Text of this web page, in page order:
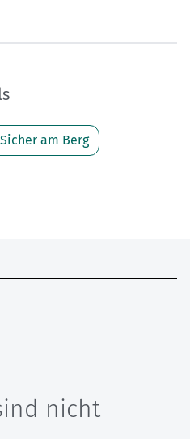
Sicher am Berg
nicht